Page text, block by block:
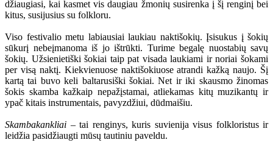
džiaugiasi, kai kasmet vis daugiau žmonių susirenka į šį renginį bei
kitus, susijusius su folkloru.
Viso festivalio metu labiausiai laukiau naktišokių. Įsisukus į šokių
sūkurį nebeįmanoma iš jo ištrūkti. Turime begalę nuostabių savų
šokių. Užsienietiški šokiai taip pat visada laukiami ir noriai šokami
per visą naktį. Kiekvienuose naktišokiuose atrandi kažką naujo. Šį
kartą tai buvo keli baltarusiški šokiai. Net ir iki skausmo žinomas
šokis skamba kažkaip nepažįstamai, atliekamas kitų muzikantų ir
ypač kitais instrumentais, pavyzdžiui, dūdmaišiu.
Skambakankliai – tai renginys, kuris suvienija visus folkloristus ir
leidžia pasidžiaugti mūsų tautiniu paveldu.